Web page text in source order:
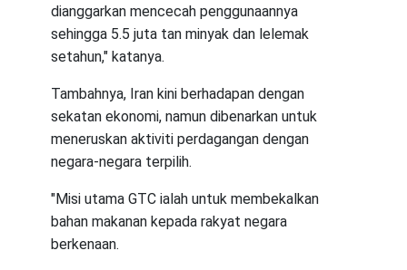
dianggarkan mencecah penggunaannya
sehingga 5.5 juta tan minyak dan lelemak
setahun," katanya.
Tambahnya, Iran kini berhadapan dengan
sekatan ekonomi, namun dibenarkan untuk
meneruskan aktiviti perdagangan dengan
negara-negara terpilih.
"Misi utama GTC ialah untuk membekalkan
bahan makanan kepada rakyat negara
berkenaan.